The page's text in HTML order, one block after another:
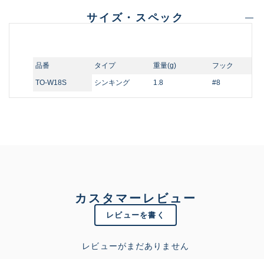
サイズ・スペック
品番 タイプ 重量(g) フック
TO-W18S シンキング 1.8 #8
カスタマーレビュー
レビューを書く
レビューがまだありません